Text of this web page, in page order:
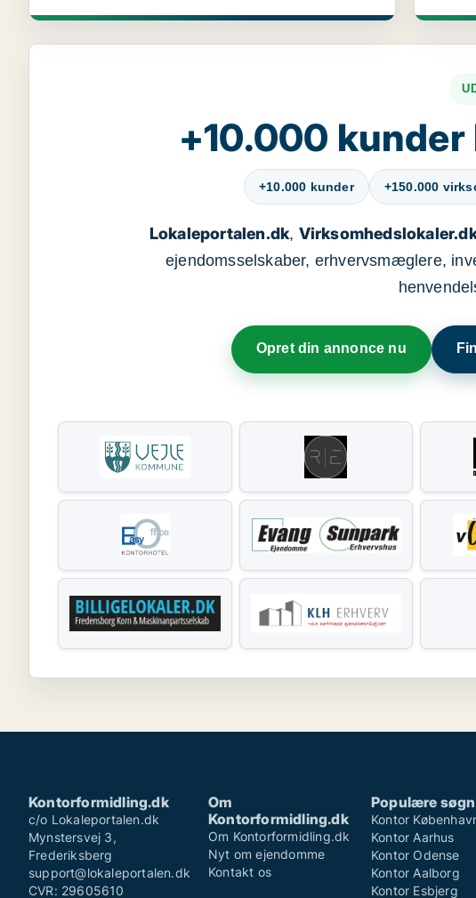
+10.000
+10.000 kunder +150.000
Lokaleportalen.dk,
ejendomsselskaber, erhvervsmæglere,
Opret din annonce nu
Kontorformidling.dk
c/o Lokaleportalen.dk
Mynstersvej 3,
Frederiksberg
support@lokaleportalen.dk
CVR: 29605610
Om
Kontorformidling.dk
Om Kontorformidling.dk
Nyt om ejendomme
Kontakt os
Populære
Kontor
Kontor Aarhus
Kontor Odense
Kontor Aalborg
Kontor Esbjerg